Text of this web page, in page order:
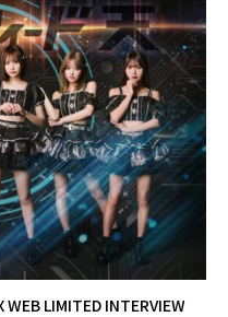
LIMITED INTERVIEW